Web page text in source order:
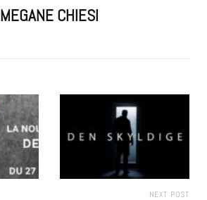
MEGANE CHIESI
NEXT POST